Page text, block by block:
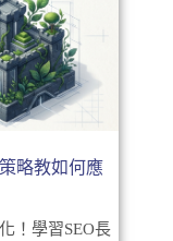
略教如何應
！學習SEO長